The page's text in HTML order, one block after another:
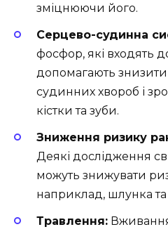
зміцнюючи його.
Серцево-судинна
фосфор, які входять
допомагають
судинних хвороб і
кістки та зуби.
Зниження ризику
Деякі дослідження
можуть знижувати
наприклад, шлунка та
Травлення: